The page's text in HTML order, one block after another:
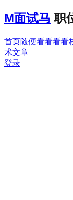
M面试马 职
首页随便看看看看
术文章
登录